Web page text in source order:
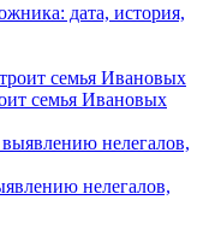
дата, история,
семья Ивановых
нелегалов,